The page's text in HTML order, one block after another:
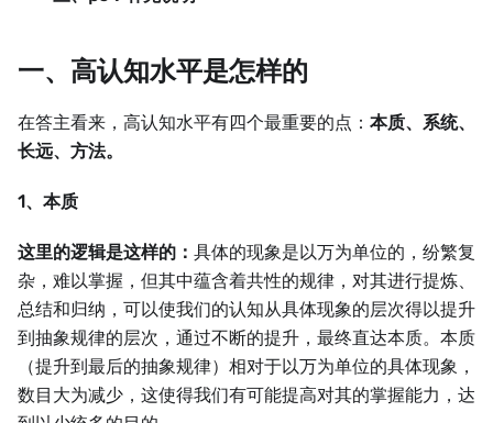
一、高认知水平是怎样的
在答主看来，高认知水平有四个最重要的点： 本质、系统、
长远、方法。
1、本质
这里的逻辑是这样的： 具体的现象是以万为单位的，纷繁复
杂，难以掌握，但其中蕴含着共性的规律，对其进行提炼、
总结和归纳，可以使我们的认知从具体现象的层次得以提升
到抽象规律的层次，通过不断的提升，最终直达本质。本质
（提升到最后的抽象规律）相对于以万为单位的具体现象，
数目大为减少，这使得我们有可能提高对其的掌握能力，达